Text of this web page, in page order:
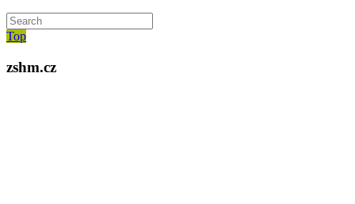
Top
zshm.cz